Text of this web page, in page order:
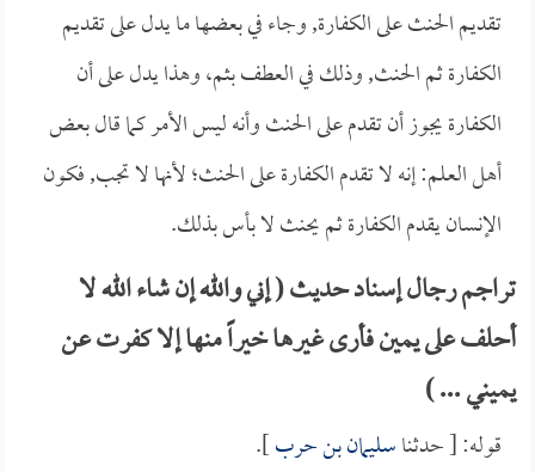
تقديم الحنث على الكفارة, وجاء في بعضها ما يدل على تقديم
الكفارة ثم الحنث, وذلك في العطف بثم، وهذا يدل على أن
الكفارة يجوز أن تقدم على الحنث وأنه ليس الأمر كما قال بعض
أهل العلم: إنه لا تقدم الكفارة على الحنث؛ لأنها لا تجب, فكون
الإنسان يقدم الكفارة ثم يحنث لا بأس بذلك.
تراجم رجال إسناد حديث ( إني والله إن شاء الله لا
أحلف على يمين فأرى غيرها خيراً منها إلا كفرت عن
يميني ... )
قوله: [ حدثناسليمان بن حرب].